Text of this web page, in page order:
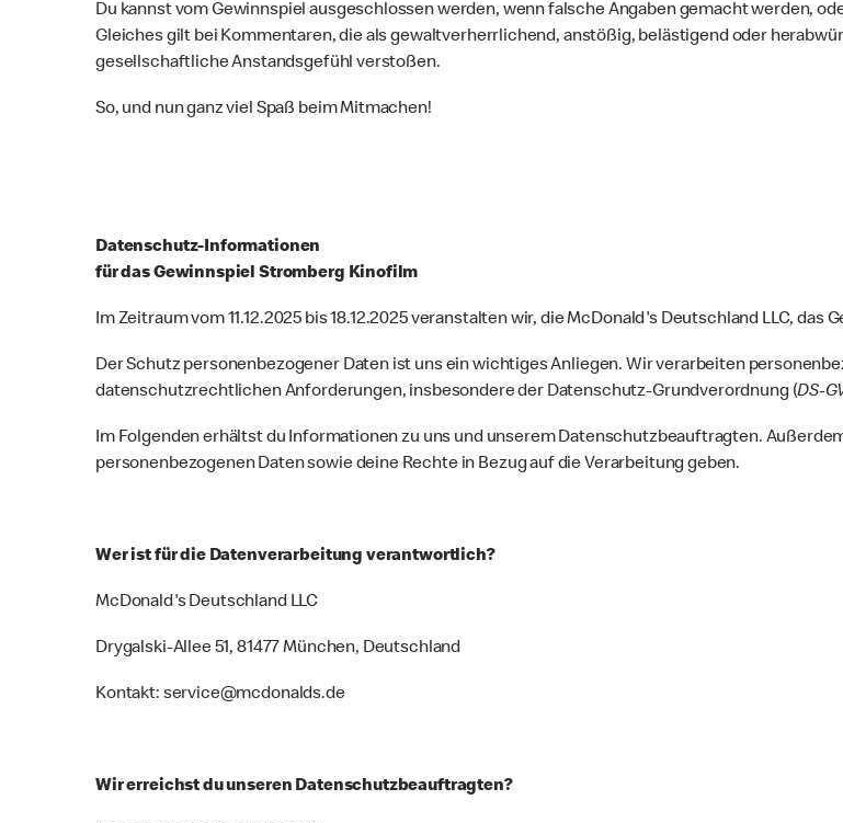
Du kannst vom Gewinnspiel ausgeschlossen werden, wenn falsche Angaben gemacht werden,
Gleiches gilt bei Kommentaren, die als gewaltverherrlichend, anstößig, belästigend oder
gesellschaftliche Anstandsgefühl verstoßen.
So, und nun ganz viel Spaß beim Mitmachen!
Datenschutz-Informationen
für das Gewinnspiel Stromberg Kinofilm
Im Zeitraum vom 11.12.2025 bis 18.12.2025 veranstalten wir, die McDonald's Deutschland LLC,
Der Schutz personenbezogener Daten ist uns ein wichtiges Anliegen. Wir verarbeiten
datenschutzrechtlichen Anforderungen, insbesondere der Datenschutz-Grundverordnung (DS-
Im Folgenden erhältst du Informationen zu uns und unserem Datenschutzbeauftragten.
personenbezogenen Daten sowie deine Rechte in Bezug auf die Verarbeitung geben.
Wer ist für die Datenverarbeitung verantwortlich?
McDonald's Deutschland LLC
Drygalski-Allee 51, 81477 München, Deutschland
Kontakt: service@mcdonalds.de
Wir erreichst du unseren Datenschutzbeauftragten?